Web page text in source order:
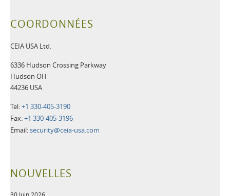
COORDONNÉES
CEIA USA Ltd.
6336 Hudson Crossing Parkway
Hudson OH
44236 USA
Tel:+1 330-405-3190
Fax:+1 330-405-3196
Email:security@ceia-usa.com
NOUVELLES